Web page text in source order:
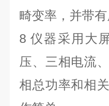
畸变率，并带
8 仪器采用大
压、三相电流
相总功率和相